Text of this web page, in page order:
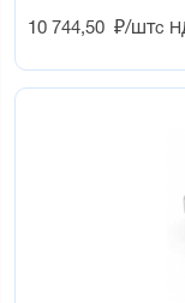
10 744,50 ₽/штс